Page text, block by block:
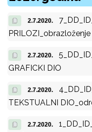
2.7.2020.
PRILOZI_obrazloženje
2.7.2020.
GRAFICKI DIO
2.7.2020.
TEKSTUALNI
2.7.2020.